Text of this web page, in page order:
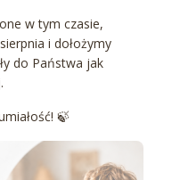
w tym czasie,
i dołożymy
do Państwa jak
🍃